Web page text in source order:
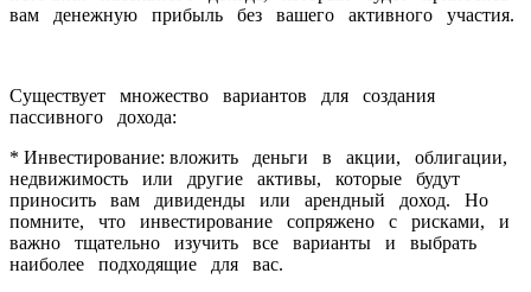
вам денежную прибыль без вашего активного участия.
Существует множество вариантов для создания
пассивного дохода:
* Инвестирование: вложить деньги в акции, облигации,
недвижимость или другие активы, которые будут
приносить вам дивиденды или арендный доход. Но
помните, что инвестирование сопряжено с рисками, и
важно тщательно изучить все варианты и выбрать
наиболее подходящие для вас.